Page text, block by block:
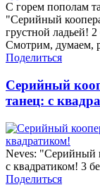
С горем пополам
"Серийный
грустной ладьей!
Смотрим, думаем,
Поделиться
Серийный
танец: с
Neves: "Серийный
с квадратиком! 3
Поделиться